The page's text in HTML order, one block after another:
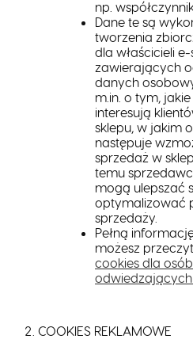
np.
Dane te są
tworzenia
dla właścicieli
zawierających
danych
m.in. o tym,
interesują
sklepu, w jakim
następuje
sprzedaż w
temu
mogą ulepszać
optymalizować
sprzedaży.
Pełną
możesz
cookies dla osób
odwiedzających
COOKIES REKLAMOWE